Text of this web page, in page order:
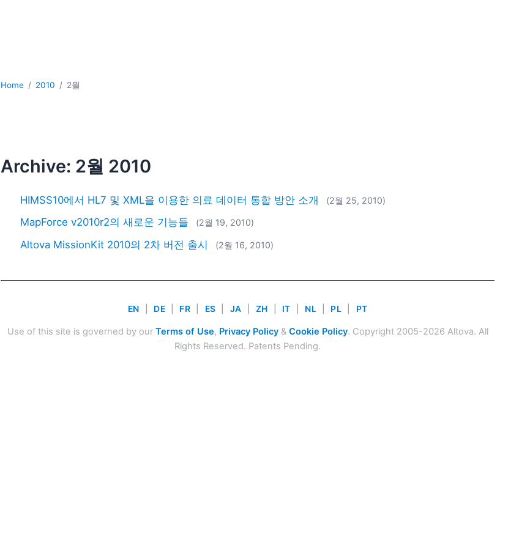
Home 2010 2월
Archive: 2월 2010
HIMSS10에서 HL7 및 XML을 이용한 의료 데이터 통합 방안 소개 (2월 25, 2010)
MapForce v2010r2의 새로운 기능들 (2월 19, 2010)
Altova MissionKit 2010의 2차 버전 출시 (2월 16, 2010)
EN DE FR ES JA ZH IT NL PL PT
Use of this site is governed by our Terms of Use, Privacy Policy& Cookie Policy. Copyright 2005-2026 Altova. All
Rights Reserved. Patents Pending.